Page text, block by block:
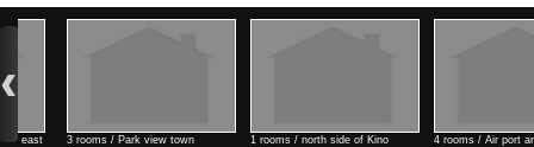
3 rooms / Park view town
1 rooms / north side of Kino
4 rooms / Air port area